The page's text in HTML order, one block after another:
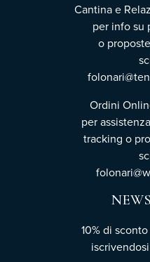
Cantina e
per info su
o
Ordini
per
tracking o
10% di
iscrivendosi